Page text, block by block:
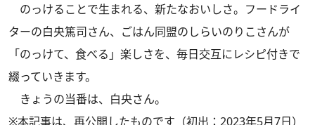
のっけることで生まれる、新たなおいしさ。フードライ
ターの白央篤司さん、ごはん同盟のしらいのりこさんが
「のっけて、食べる」楽しさを、毎日交互にレシピ付きで
綴っていきます。
きょうの当番は、白央さん。
※本記事は、再公開したものです（初出：2023年5月7日）